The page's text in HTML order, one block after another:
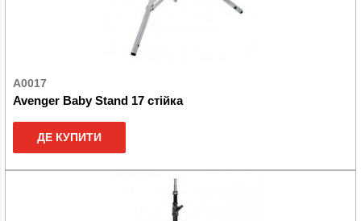
A0017
Avenger Baby Stand 17 стійка
ДЕ КУПИТИ